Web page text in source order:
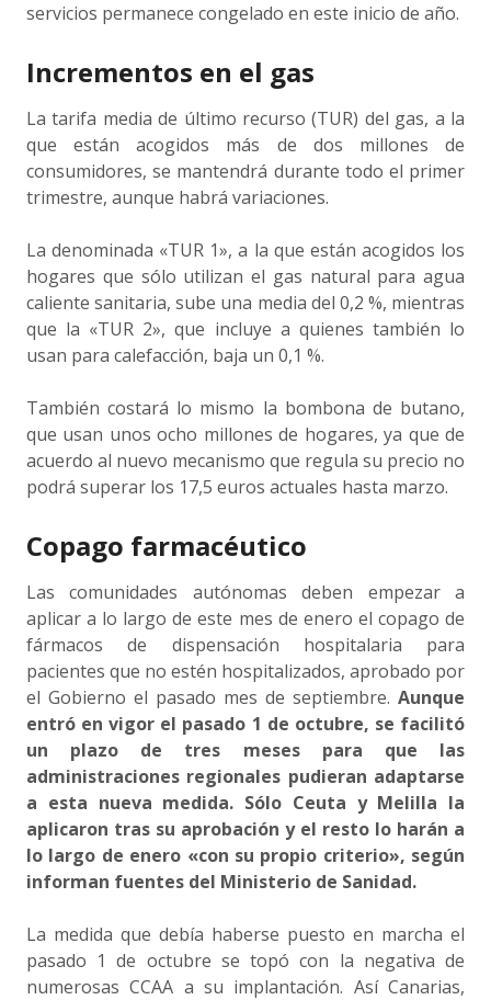
servicios permanece congelado en este inicio de año.
Incrementos en el gas
La tarifa media de último recurso (TUR) del gas, a la
que están acogidos más de dos millones de
consumidores, se mantendrá durante todo el primer
trimestre, aunque habrá variaciones.
La denominada «TUR 1», a la que están acogidos los
hogares que sólo utilizan el gas natural para agua
caliente sanitaria, sube una media del 0,2 %, mientras
que la «TUR 2», que incluye a quienes también lo
usan para calefacción, baja un 0,1 %.
También costará lo mismo la bombona de butano,
que usan unos ocho millones de hogares, ya que de
acuerdo al nuevo mecanismo que regula su precio no
podrá superar los 17,5 euros actuales hasta marzo.
Copago farmacéutico
Las comunidades autónomas deben empezar a
aplicar a lo largo de este mes de enero el copago de
fármacos de dispensación hospitalaria para
pacientes que no estén hospitalizados, aprobado por
el Gobierno el pasado mes de septiembre. Aunque
entró en vigor el pasado 1 de octubre, se facilitó
un plazo de tres meses para que las
administraciones regionales pudieran adaptarse
a esta nueva medida. Sólo Ceuta y Melilla la
aplicaron tras su aprobación y el resto lo harán a
lo largo de enero «con su propio criterio», según
informan fuentes del Ministerio de Sanidad.
La medida que debía haberse puesto en marcha el
pasado 1 de octubre se topó con la negativa de
numerosas CCAA a su implantación. Así Canarias,